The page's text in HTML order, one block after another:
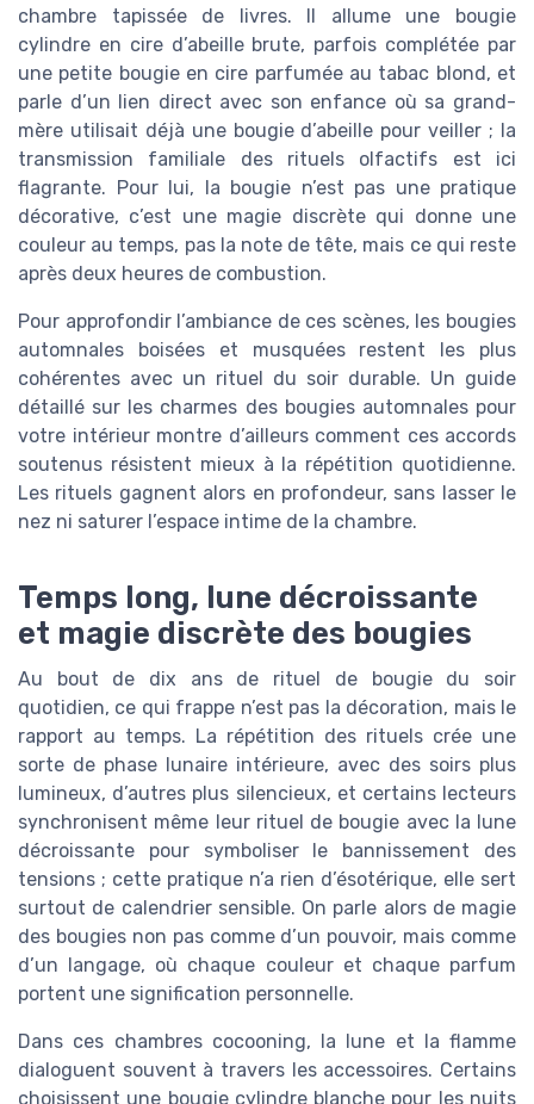
chambre tapissée de livres. Il allume une bougie
cylindre en cire d’abeille brute, parfois complétée par
une petite bougie en cire parfumée au tabac blond, et
parle d’un lien direct avec son enfance où sa grand-
mère utilisait déjà une bougie d’abeille pour veiller ; la
transmission familiale des rituels olfactifs est ici
flagrante. Pour lui, la bougie n’est pas une pratique
décorative, c’est une magie discrète qui donne une
couleur au temps, pas la note de tête, mais ce qui reste
après deux heures de combustion.
Pour approfondir l’ambiance de ces scènes, les bougies
automnales boisées et musquées restent les plus
cohérentes avec un rituel du soir durable. Un guide
détaillé sur les charmes des bougies automnales pour
votre intérieur montre d’ailleurs comment ces accords
soutenus résistent mieux à la répétition quotidienne.
Les rituels gagnent alors en profondeur, sans lasser le
nez ni saturer l’espace intime de la chambre.
Temps long, lune décroissante
et magie discrète des bougies
Au bout de dix ans de rituel de bougie du soir
quotidien, ce qui frappe n’est pas la décoration, mais le
rapport au temps. La répétition des rituels crée une
sorte de phase lunaire intérieure, avec des soirs plus
lumineux, d’autres plus silencieux, et certains lecteurs
synchronisent même leur rituel de bougie avec la lune
décroissante pour symboliser le bannissement des
tensions ; cette pratique n’a rien d’ésotérique, elle sert
surtout de calendrier sensible. On parle alors de magie
des bougies non pas comme d’un pouvoir, mais comme
d’un langage, où chaque couleur et chaque parfum
portent une signification personnelle.
Dans ces chambres cocooning, la lune et la flamme
dialoguent souvent à travers les accessoires. Certains
choisissent une bougie cylindre blanche pour les nuits